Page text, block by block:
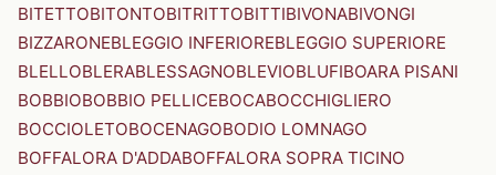
BITETTOBITONTOBITRITTOBITTIBIVONABIVONGI
BIZZARONEBLEGGIO INFERIOREBLEGGIO SUPERIORE
BLELLOBLERABLESSAGNOBLEVIOBLUFIBOARA PISANI
BOBBIOBOBBIO PELLICEBOCABOCCHIGLIERO
BOCCIOLETOBOCENAGOBODIO LOMNAGO
BOFFALORA D'ADDABOFFALORA SOPRA TICINO